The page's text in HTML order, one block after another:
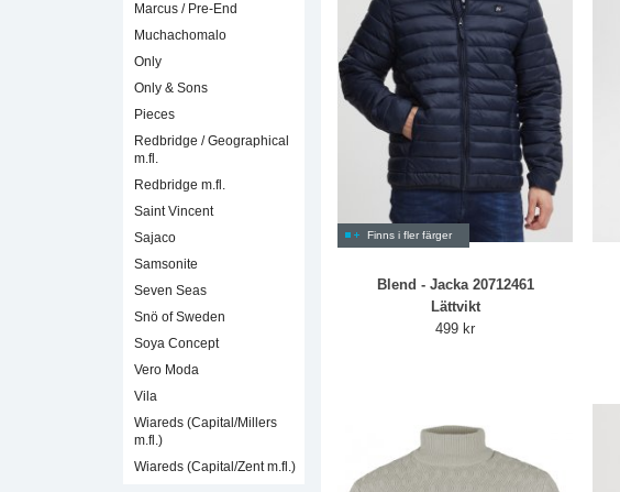
Marcus / Pre-End
Muchachomalo
Only
Only & Sons
Pieces
Redbridge / Geographical
m.fl.
Redbridge m.fl.
Saint Vincent
Sajaco
Samsonite
Seven Seas
Snö of Sweden
Soya Concept
Vero Moda
Vila
Wiareds (Capital/Millers
m.fl.)
Wiareds (Capital/Zent m.fl.)
Finns i fler färger
Blend - Jacka 20712461
Lättvikt
499 kr